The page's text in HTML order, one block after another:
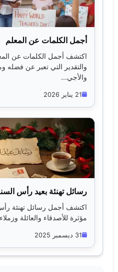
أجمل الكلمات عن المعلم
اكتشف أجمل الكلمات عن
والتقدير التي تعبر عن فضله
والأجي...
21 يناير 2026
رسائل تهنئة بعيد رأس
مؤثرة للأصدقاء والعائلة
31 ديسمبر 2025